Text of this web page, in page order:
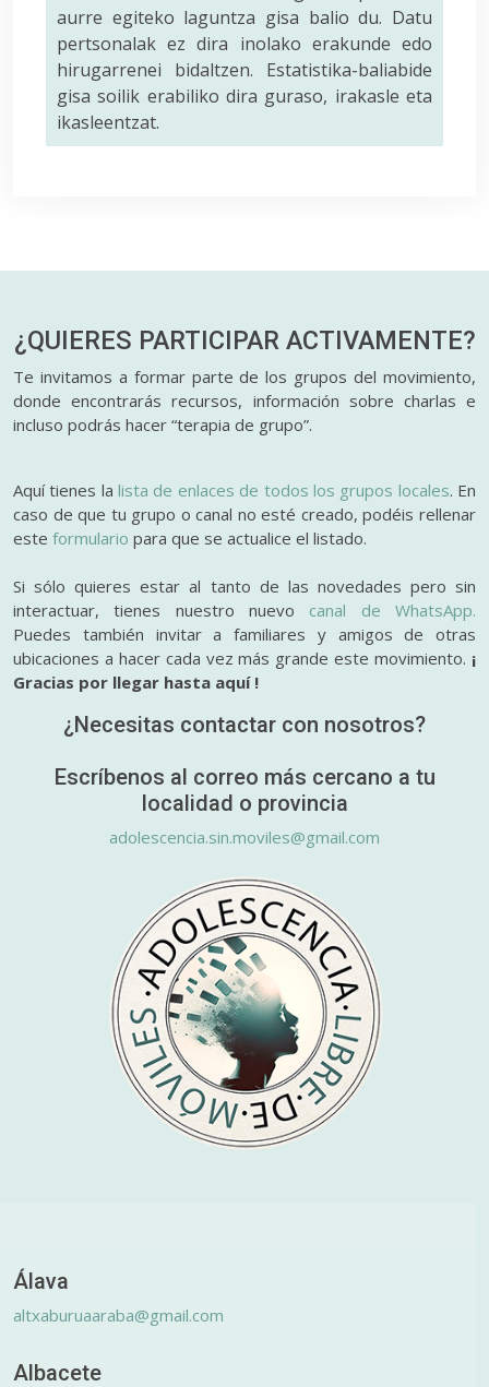
aurre egiteko laguntza gisa balio du. Datu
pertsonalak ez dira inolako erakunde edo
hirugarrenei bidaltzen. Estatistika-baliabide
gisa soilik erabiliko dira guraso, irakasle eta
ikasleentzat.
¿QUIERES PARTICIPAR ACTIVAMENTE?
Te invitamos a formar parte de los grupos del movimiento,
donde encontrarás recursos, información sobre charlas e
incluso podrás hacer “terapia de grupo”.
Aquí tienes lalista de enlaces de todos los grupos locales. En
caso de que tu grupo o canal no esté creado, podéis rellenar
este formulario para que se actualice el listado.
Si sólo quieres estar al tanto de las novedades pero sin
interactuar, tienes nuestro nuevo canal de WhatsApp.
Puedes también invitar a familiares y amigos de otras
ubicaciones a hacer cada vez más grande este movimiento. ¡
Gracias por llegar hasta aquí !
¿Necesitas contactar con nosotros?
Escríbenos al correo más cercano a tu
localidad o provincia
adolescencia.sin.moviles@gmail.com
Álava
altxaburuaaraba@gmail.com
Albacete